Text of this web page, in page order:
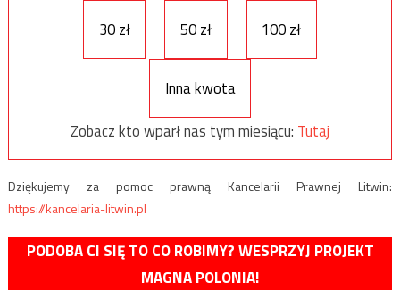
30 zł
50 zł 100 zł
Inna kwota
Zobacz kto wparł nas tym miesiącu: Tutaj
Dziękujemy za pomoc prawną Kancelarii Prawnej Litwin:
https://kancelaria-litwin.pl
PODOBA CI SIĘ TO CO ROBIMY? WESPRZYJ PROJEKT
MAGNA POLONIA!